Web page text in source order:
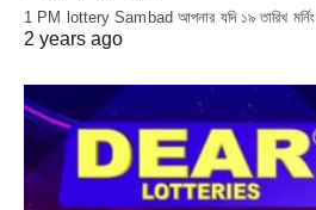
1 PM lottery Sambad আপনার যদি ১৯ তারিখ মর্নিং
2 years ago